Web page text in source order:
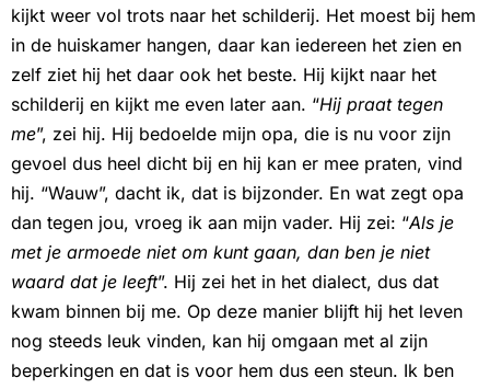
kijkt weer vol trots naar het schilderij. Het moest bij hem
in de huiskamer hangen, daar kan iedereen het zien en
zelf ziet hij het daar ook het beste. Hij kijkt naar het
schilderij en kijkt me even later aan. “Hij praat tegen
me”, zei hij. Hij bedoelde mijn opa, die is nu voor zijn
gevoel dus heel dicht bij en hij kan er mee praten, vind
hij. “Wauw”, dacht ik, dat is bijzonder. En wat zegt opa
dan tegen jou, vroeg ik aan mijn vader. Hij zei: “Als je
met je armoede niet om kunt gaan, dan ben je niet
waard dat je leeft”. Hij zei het in het dialect, dus dat
kwam binnen bij me. Op deze manier blijft hij het leven
nog steeds leuk vinden, kan hij omgaan met al zijn
beperkingen en dat is voor hem dus een steun. Ik ben